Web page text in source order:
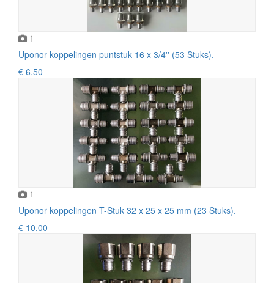
1
Uponor koppelingen puntstuk 16 x 3/4'' (53 Stuks).
€ 6,50
1
Uponor koppelingen T-Stuk 32 x 25 x 25 mm (23 Stuks).
€ 10,00